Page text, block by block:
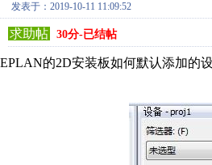
发表于：2019-10-11 11:09:52
求助帖
30分-已结帖
EPLAN的2D安装板如何默认添加的